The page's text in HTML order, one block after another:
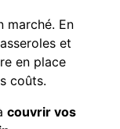
marché. En
et
en place
coûts.
couvrir vos